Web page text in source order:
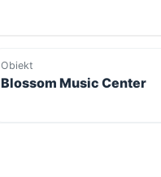
Obiekt
Blossom Music Center